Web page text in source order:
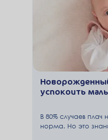
успокоить
В 80% случаев
норма. Но это
стрессовое